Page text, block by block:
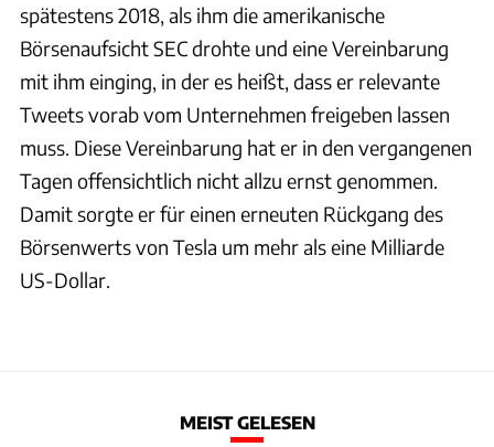
spätestens 2018, als ihm die amerikanische
Börsenaufsicht SEC drohte und eine Vereinbarung
mit ihm einging, in der es heißt, dass er relevante
Tweets vorab vom Unternehmen freigeben lassen
muss. Diese Vereinbarung hat er in den vergangenen
Tagen offensichtlich nicht allzu ernst genommen.
Damit sorgte er für einen erneuten Rückgang des
Börsenwerts von Tesla um mehr als eine Milliarde
US-Dollar.
MEIST GELESEN